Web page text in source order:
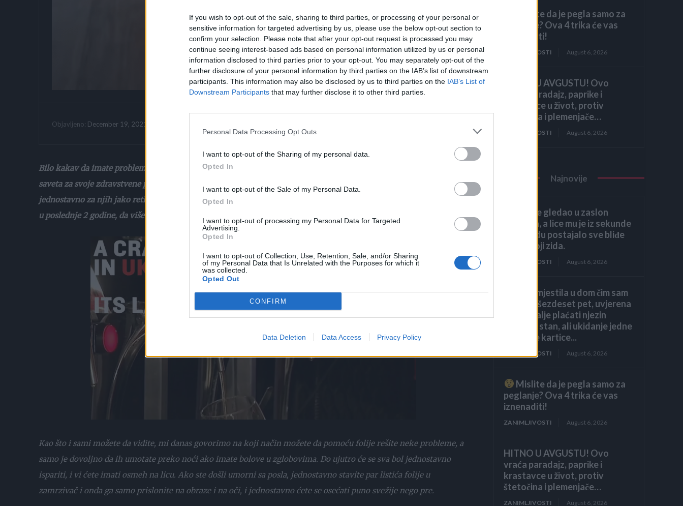
If you wish to opt-out of the sale, sharing to third parties, or processing of your personal or
sensitive information for targeted advertising by us, please use the below opt-out section to
confirm your selection. Please note that after your opt-out request is processed you may
continue seeing interest-based ads based on personal information utilized by us or personal
information disclosed to third parties prior to your opt-out. You may separately opt-out of the
further disclosure of your personal information by third parties on the IAB’s list of downstream
participants. This information may also be disclosed by us to third parties on the IAB’s List of
Downstream Participants that may further disclose it to other third parties.
Personal Data Processing Opt Outs
I want to opt-out of the Sharing of my personal data.
Opted In
I want to opt-out of the Sale of my Personal Data.
Opted In
I want to opt-out of processing my Personal Data for Targeted
Advertising.
Opted In
I want to opt-out of Collection, Use, Retention, Sale, and/or Sharing
of my Personal Data that Is Unrelated with the Purposes for which it
was collected.
Opted Out
CONFIRM
Data Deletion Data Access Privacy Policy
Objavljeno: December 19, 2021
Bilo kakav da imate problem u životu, dovoljno je samo da otvorite internet portal i da tamo nađete na stotinu
saveta za svoje zdravstvene probleme. Mnoge bolesti u današnje vreme su doživele samo takvu ekspanziju da
jednostavno za njih jako retko ima leka, a dovoljno je samo da se pogleda korona virus, koja je toliko puta mutirala
u poslednje 2 godine, da više i ne znamo koji su to osimptomi i kako se zaštititi od iste.
Kao što i sami možete da vidite, mi danas govorimo na koji način možete da pomoću folije rešite neke probleme, a
samo je dovoljno da ih umotate preko noći ako imate bolove u zglobovima. Do ujutro će se sva bol jednostavno
ispariti, i vi ćete imati osmeh na licu. Ako ste došli umorni sa posla, jednostavno stavite par listića folije u
zamrzivač i onda ga samo prislonite na obraze i na oči, i jednostavno ćete se osećati puno svežije nego pre.
Mislite da je pegla samo za
peglanje? Ova 4 trika će vas
iznenaditi!
ZANIMLJIVOSTI August 6, 2026
HITNO U AVGUSTU! Ovo
vraća paradajz, paprike i
krastavce u život, protiv
štetočina i plemenjače…
ZANIMLJIVOSTI August 6, 2026
Najnovije
Héctor je gledao u zaslon
računala, a lice mu je iz sekunde
u sekundu postajalo sve bliđe
bijeloj boji zida.
ZANIMLJIVOSTI August 6, 2026
Kći me smjestila u dom čim sam
navršila šezdeset pet, uvjerena
da ću i dalje plaćati njezin
luksuzni stan, ali ukidanje jedne
dodatne kartice...
ZANIMLJIVOSTI August 6, 2026
Mislite da je pegla samo za
peglanje? Ova 4 trika će vas
iznenaditi!
ZANIMLJIVOSTI August 6, 2026
HITNO U AVGUSTU! Ovo
vraća paradajz, paprike i
krastavce u život, protiv
štetočina i plemenjače…
ZANIMLJIVOSTI August 6, 2026